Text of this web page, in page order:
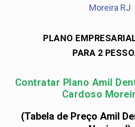
Moreira RJ
PLANO
PARA 2
Contratar Plano Amil
Cardoso
(Tabela de Preço Amil